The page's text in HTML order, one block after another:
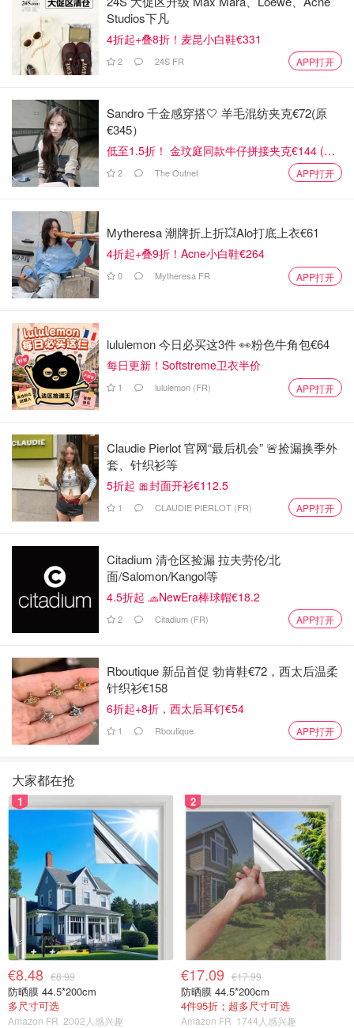
参与与中国文化相关的
视觉叙事项目
动态设计/动画/摄影/视
跨部门协作（产品、市
场营销、管理…）
Adobe Photoshop：
中法双语业务拓展经理 📍92230 Gennevilliers
Energies
90%任务中心：电话联
系客户建立客户群
评估并改进客户的能源
成本优化策略
成为管理客户账户的首
选联系人，监控续约机
会
从A到Z的项目管理
对销售充满热情，
具备发展业务的能
口才
具备基本电脑操作
🗂️公司 📁工作内容
ESSAP
为客户提供优雅、礼
貌、专业的现场和电话
管理预订（直接通过电
话或在线平台）
执行每日到货、离货、
开票、收款和结账程序
宣传酒店的高端服务
式处理请求和投诉
偶尔为其他服务提供支
持（早餐、礼宾、后
极强的待客之
演讲条理清晰，
口头表达能力出
色
熟练掌握计算机
工具和预订软件
备条件；掌握二
服务时间灵活
1,801€
🗂️公司 📁工作内容 🧑‍💻职位要求 💰薪资
LAGOTRANS
协助在计算机系统
上创建和更新文件
客户-供应商后续跟
进
协助管理货物流动
需要掌握或发展
国际贸易和运输
技能
熟练使用微软办
公软件
英语流利，懂中
文者优先考虑
最短实习期为4
个月
每月750-
800欧
首席营销官 📍南特
Studios下凡
4折起+叠8折！麦昆小白鞋€331
2 24S FR APP打开
Sandro 千金感穿搭🤍 羊毛混纺夹克€72(原
€345）
低至1.5折！ 金玟庭同款牛仔拼接夹克€144 (原
€275）
2 The Outnet APP打开
Mytheresa 潮牌折上折💥Alo打底上衣€61
4折起+叠9折！Acne小白鞋€264
0 Mytheresa FR APP打开
lululemon 今日必买这3件 👀粉色牛角包€64
每日更新！Softstreme卫衣半价
1 lululemon (FR) APP打开
Claudie Pierlot 官网“最后机会” 🚨捡漏换季外
套、针织衫等
5折起 🎀封面开衫€112.5
1 CLAUDIE PIERLOT (FR) APP打开
Citadium 清仓区捡漏 拉夫劳伦/北
面/Salomon/Kangol等
4.5折起 🧢NewEra棒球帽€18.2
2 Citadium (FR) APP打开
Rboutique 新品首促 勃肯鞋€72，西太后温柔
针织衫€158
6折起+8折，西太后耳钉€54
1 Rboutique APP打开
大家都在抢
1
€8.48 €8.99
防晒膜 44.5*200cm
多尺寸可选
Amazon FR 2002人感兴趣
2
€17.09 €17.99
防晒膜 44.5*200cm
4件95折；超多尺寸可选
Amazon FR 1744人感兴趣